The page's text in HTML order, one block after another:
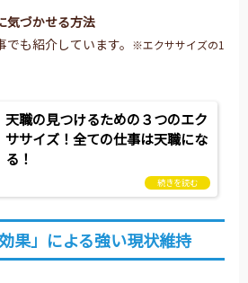
気づかせる方法
も紹介しています。 ※エクササイズの1
天職の見つけるための３つのエク
ササイズ！全ての仕事は天職にな
る！
果」による強い現状維持